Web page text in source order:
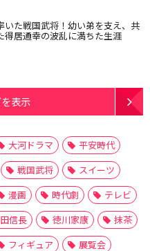
いた戦国武将！幼い弟を支え、共
得居通幸の波乱に満ちた生涯
表示
大河ドラマ
平安時代
戦国武将
スイーツ
漫画 時代劇
テレビ
信長 徳川家康
抹茶
フィギュア
展覧会